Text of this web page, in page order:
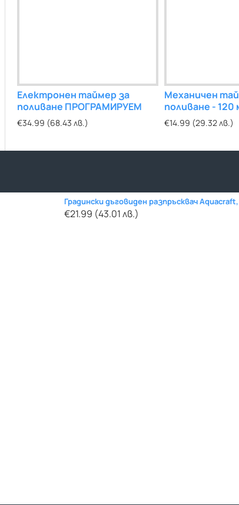
Мека връзка от гофирана
неръждаема тръба 1" ЖЖ
250см
€26.58 (51.99 лв.)
Мека
40см
€11.86 (23.20
Електронен таймер за
поливане ПРОГРАМИРУЕМ
€34.99 (68.43 лв.)
Механичен
поливане -
€14.99 (29.32 лв.)
Градински дъговиден разпръсквач
€21.99 (43.01 лв.)